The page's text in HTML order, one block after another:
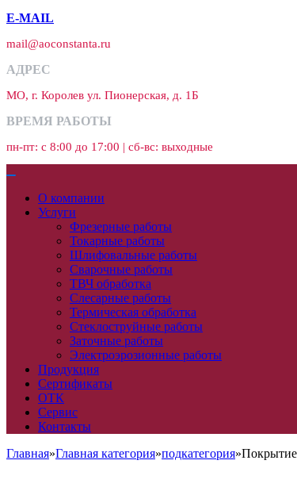
E-MAIL
mail@aoconstanta.ru
АДРЕС
МО, г. Королев ул. Пионерская, д. 1Б
ВРЕМЯ РАБОТЫ
пн-пт: с 8:00 до 17:00 | сб-вс: выходные
О компании
Услуги
Фрезерные работы
Токарные работы
Шлифовальные работы
Сварочные работы
ТВЧ обработка
Слесарные работы
Термическая обработка
Стеклоструйные работы
Заточные работы
Электроэрозионные работы
Продукция
Сертификаты
ОТК
Сервис
Контакты
Главная»Главная категория»подкатегория»